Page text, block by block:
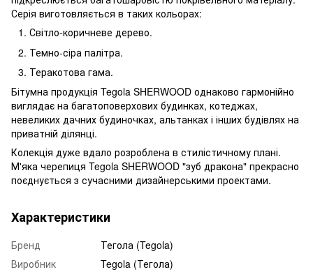
Серія виготовляється в таких кольорах:
Світло-коричневе дерево.
Темно-сіра палітра.
Теракотова гама.
Бітумна продукція Tegola SHERWOOD однаково гармонійно
виглядає на багатоповерхових будинках, котеджах,
невеликих дачних будиночках, альтанках і інших будівлях на
приватній ділянці.
Колекція дуже вдало розроблена в стилістичному плані.
М'яка черепиця Tegola SHERWOOD "зуб дракона" прекрасно
поєднується з сучасними дизайнерськими проектами.
Характеристики
Бренд
Тегола (Tegola)
Виробник
Tegola (Тегола)